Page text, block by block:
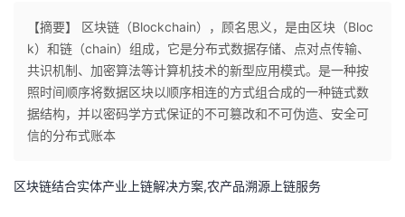
个
人
我
【摘要】 区块链（Blockchain），顾名思义，是由区块（Bloc
k）和链（chain）组成，它是分布式数据存储、点对点传输、
共识机制、加密算法等计算机技术的新型应用模式。是一种按
照时间顺序将数据区块以顺序相连的方式组合成的一种链式数
据结构，并以密码学方式保证的不可篡改和不可伪造、安全可
信的分布式账本
区块链结合实体产业上链解决方案,农产品溯源上链服务